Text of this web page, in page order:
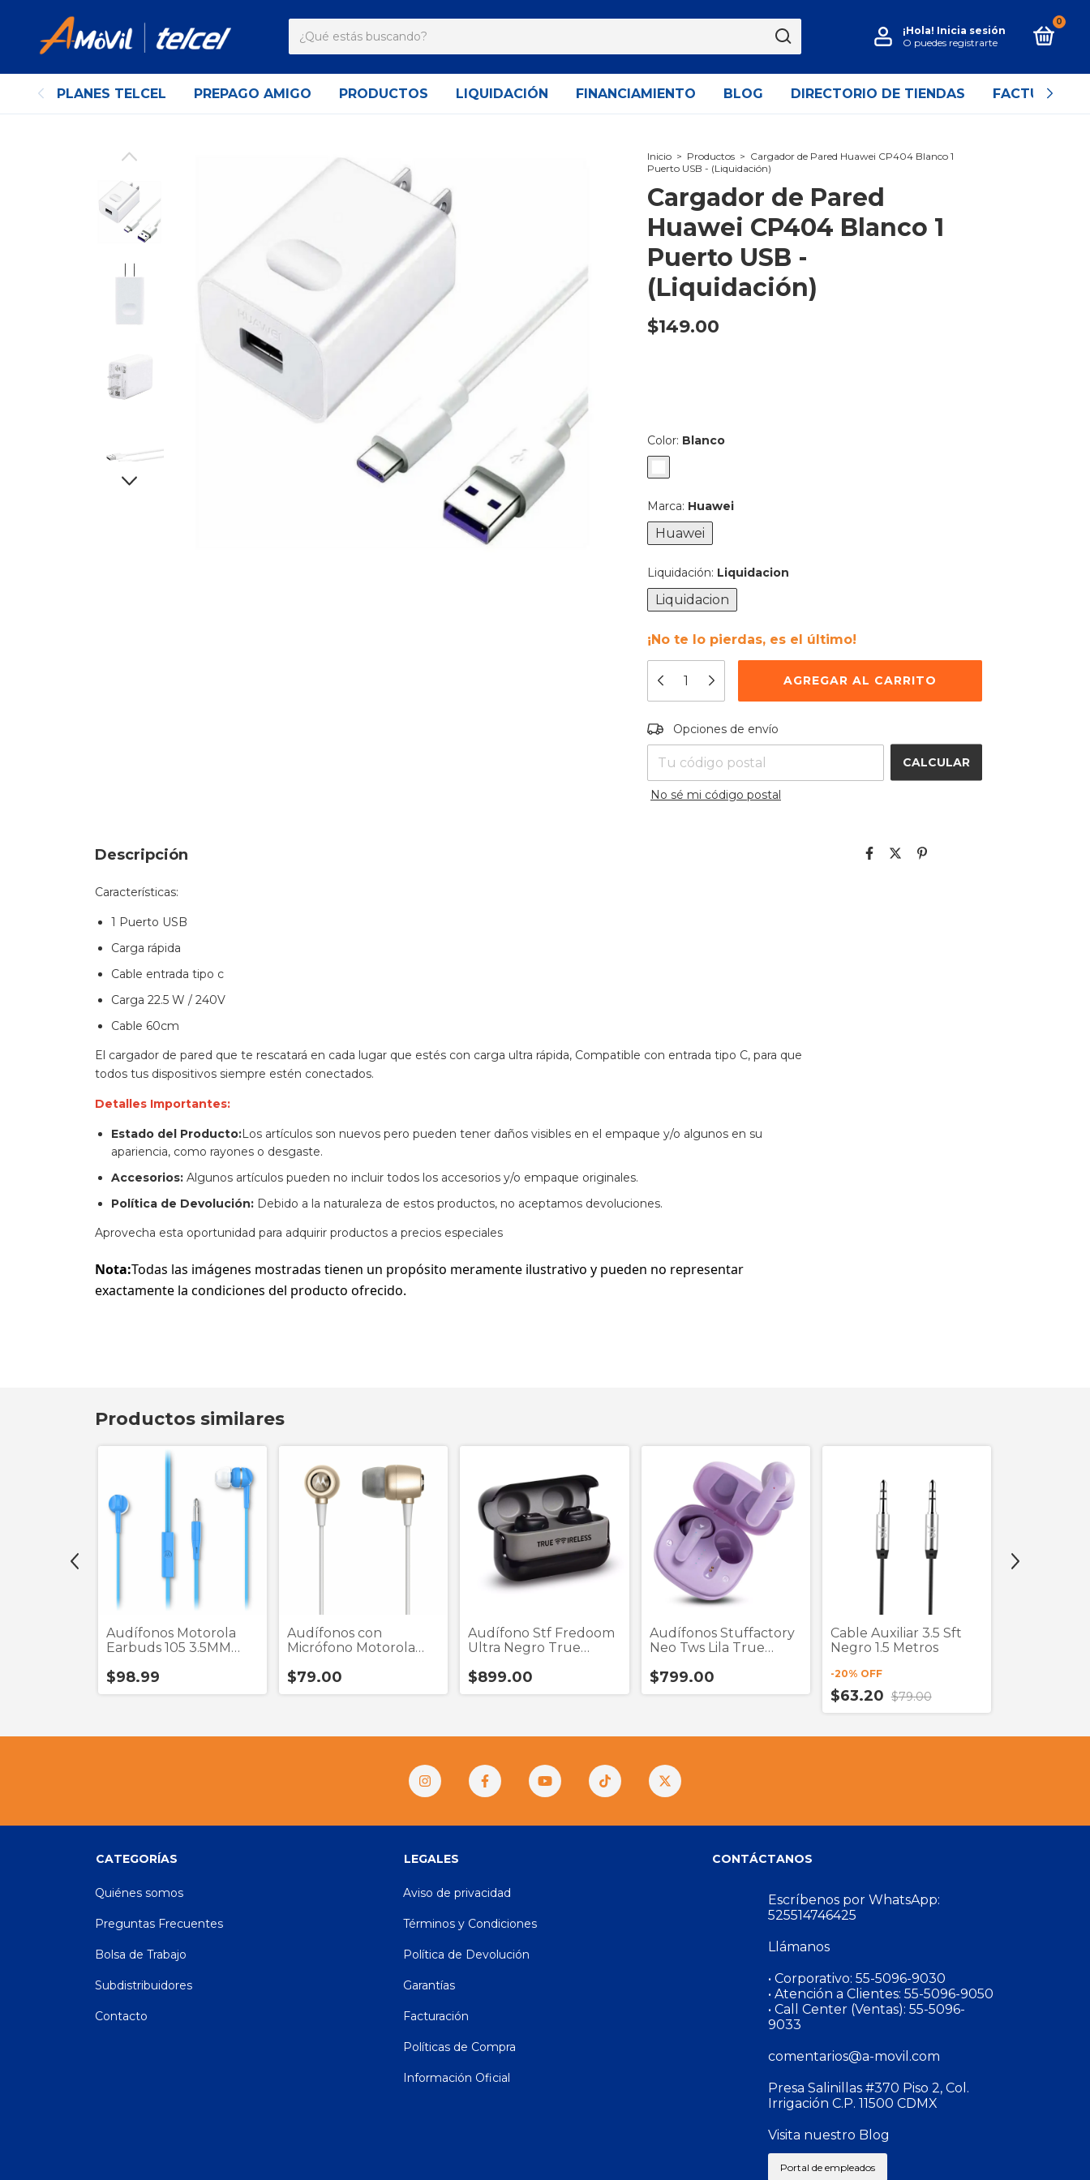
¡Hola! Inicia sesión
O puedes registrarte
0
PLANES TELCEL PREPAGO AMIGO PRODUCTOS LIQUIDACIÓN FINANCIAMIENTO BLOG DIRECTORIO DE TIENDAS
Inicio > Productos > Cargador de Pared Huawei CP404 Blanco 1
Puerto USB - (Liquidación)
Cargador de Pared
Huawei CP404 Blanco 1
Puerto USB -
(Liquidación)
$149.00
Color: Blanco
Marca: Huawei
Huawei
Liquidación: Liquidacion
Liquidacion
¡No te lo pierdas, es el último!
Entregas para el CP:
Opciones de envío
CALCULAR
No sé mi código postal
Descripción
Características:
1 Puerto USB
Carga rápida
Cable entrada tipo c
Carga 22.5 W / 240V
Cable 60cm
El cargador de pared que te rescatará en cada lugar que estés con carga ultra rápida, Compatible con entrada tipo C, para que
todos tus dispositivos siempre estén conectados.
Detalles Importantes:
Estado del Producto:Los artículos son nuevos pero pueden tener daños visibles en el empaque y/o algunos en su
apariencia, como rayones o desgaste.
Accesorios: Algunos artículos pueden no incluir todos los accesorios y/o empaque originales.
Política de Devolución: Debido a la naturaleza de estos productos, no aceptamos devoluciones.
Aprovecha esta oportunidad para adquirir productos a precios especiales
Nota:Todas las imágenes mostradas tienen un propósito meramente ilustrativo y pueden no representar
exactamente la condiciones del producto ofrecido.
Productos similares
Audífonos Motorola
Earbuds 105 3.5MM
$98.99
Audífonos con
Micrófono Motorola
(Liquidación)
$79.00
Audífono Stf Fredoom
Ultra Negro True
$899.00
Audífonos Stuffactory
Neo Tws Lila True
$799.00
Cable Auxiliar 3.5 Sft
Negro 1.5 Metros
-20% OFF
$63.20 $79.00
CATEGORÍAS
Quiénes somos
Preguntas Frecuentes
Bolsa de Trabajo
Subdistribuidores
Contacto
LEGALES
Aviso de privacidad
Términos y Condiciones
Política de Devolución
Garantías
Facturación
Políticas de Compra
Información Oficial
CONTÁCTANOS
Escríbenos por WhatsApp:
525514746425
Llámanos
• Corporativo: 55-5096-9030
• Atención a Clientes: 55-5096-9050
• Call Center (Ventas): 55-5096-
9033
comentarios@a-movil.com
Presa Salinillas #370 Piso 2, Col.
Irrigación C.P. 11500 CDMX
Visita nuestro Blog
Portal de empleados